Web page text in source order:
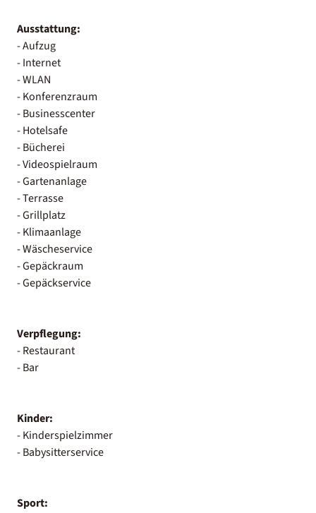
Ausstattung:
- Aufzug
- Internet
- WLAN
- Konferenzraum
- Businesscenter
- Hotelsafe
- Bücherei
- Videospielraum
- Gartenanlage
- Terrasse
- Grillplatz
- Klimaanlage
- Wäscheservice
- Gepäckraum
- Gepäckservice
Verpflegung:
- Restaurant
- Bar
Kinder:
- Kinderspielzimmer
- Babysitterservice
Sport: